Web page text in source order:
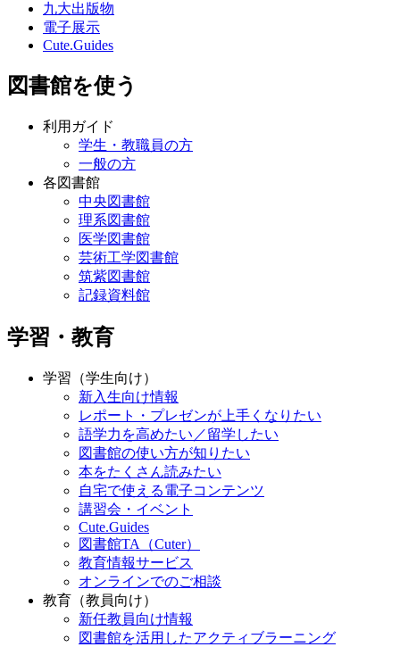
九大出版物
電子展示
Cute.Guides
図書館を使う
利用ガイド
学生・教職員の方
一般の方
各図書館
中央図書館
理系図書館
医学図書館
芸術工学図書館
筑紫図書館
記録資料館
学習・教育
学習（学生向け）
新入生向け情報
レポート・プレゼンが上手くなりたい
語学力を高めたい／留学したい
図書館の使い方が知りたい
本をたくさん読みたい
自宅で使える電子コンテンツ
講習会・イベント
Cute.Guides
図書館TA（Cuter）
教育情報サービス
オンラインでのご相談
教育（教員向け）
新任教員向け情報
図書館を活用したアクティブラーニング